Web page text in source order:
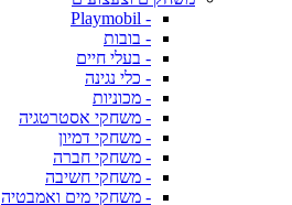
- Playmobil
- בובות
- בעלי חיים
- כלי נגינה
- מכוניות
- משחקי אסטרטגיה
- משחקי דמיון
- משחקי חברה
- משחקי חשיבה
- משחקי מים ואמבטיה